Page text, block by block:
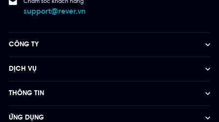
Chăm sóc khách hàng
support@rever.vn
CÔNG TY
DỊCH VỤ
THÔNG TIN
ỨNG DỤNG